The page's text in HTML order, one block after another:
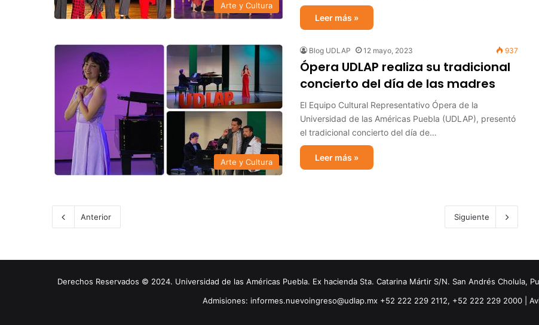
Arte y Cultura
Leer más »
Arte y Cultura
Blog UDLAP 12 mayo, 2023 937
Ópera UDLAP realiza su tradicional
concierto del día de las madres
El Equipo Cultural Representativo Ópera de la
Universidad de las Américas Puebla (UDLAP), presentó
el tradicional concierto del día de…
Leer más »
Anterior Siguiente
Derechos Reservados © 2024. Universidad de las Américas Puebla. Ex hacienda Sta. Catarina Mártir S/N. San Andrés Cholula,
Admisiones: informes.nuevoingreso@udlap.mx +52 222 229 2112, +52 222 229 2000 |